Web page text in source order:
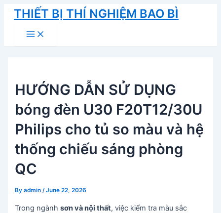
Skip
content
THIẾT BỊ THÍ NGHIỆM BAO BÌ
Main
Menu
HƯỚNG DẪN SỬ DỤNG
bóng đèn U30 F20T12/30U
Philips cho tủ so màu và hệ
thống chiếu sáng phòng
QC
Byadmin/June 22, 2026
Trong ngànhsơn và nội thất, việc kiểm tra màu sắc